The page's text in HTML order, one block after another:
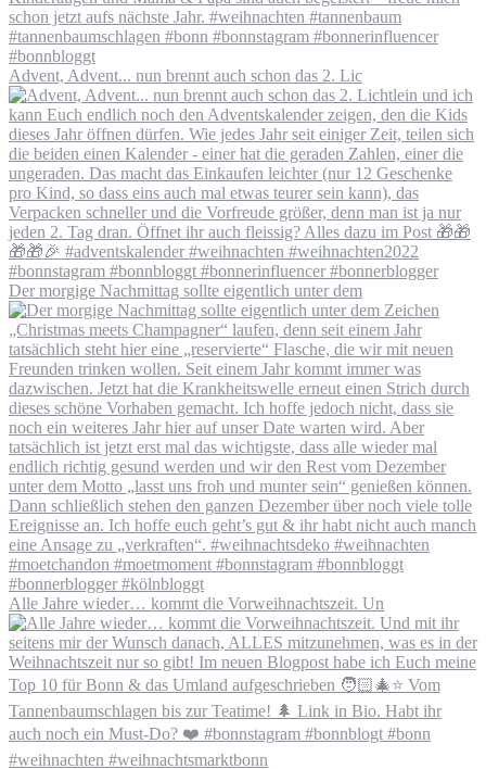
Advent, Advent... nun brennt auch schon das 2. Lic
Der morgige Nachmittag sollte eigentlich unter dem
Alle Jahre wieder… kommt die Vorweihnachtszeit. Un